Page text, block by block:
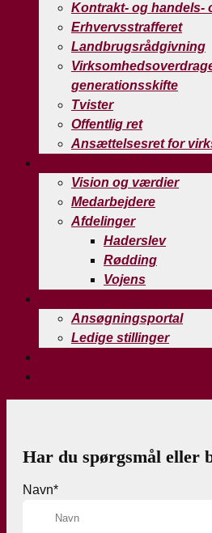
Kontrakt- og handels-
Erhvervsstrafferet
Landbrugsrådgivning
generationsskifte
Tvister
Offentlig ret
Ansættelsesret for
Vision og værdier
Medarbejdere
Afdelinger
Haderslev
Rødding
Vojens
Ansøgningsportal
Ledige stillinger
Har du spørgsmål eller
Navn*